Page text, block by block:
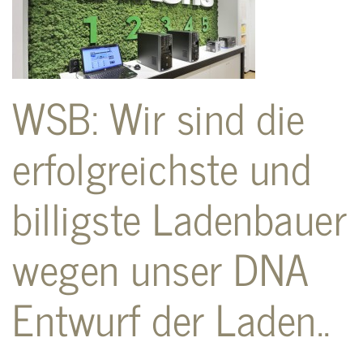
WSB: Wir sind die
erfolgreichste und
billigste Ladenbauer
wegen unser DNA
Entwurf der Laden..